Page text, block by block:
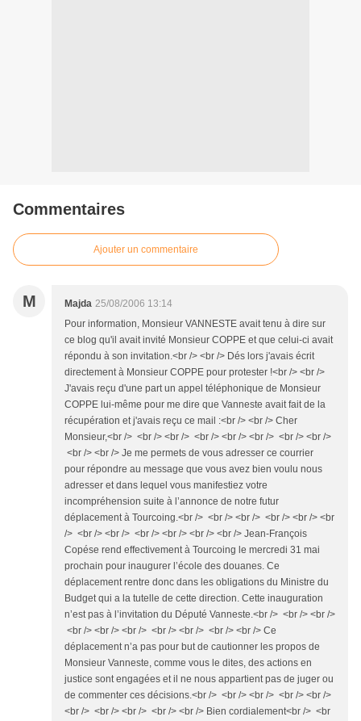
Commentaires
Ajouter un commentaire
M Majda 25/08/2006 13:14
Pour information, Monsieur VANNESTE avait tenu à dire sur
ce blog qu'il avait invité Monsieur COPPE et que celui-ci avait
répondu à son invitation.<br /> <br /> Dés lors j'avais écrit
directement à Monsieur COPPE pour protester !<br /> <br />
J'avais reçu d'une part un appel téléphonique de Monsieur
COPPE lui-même pour me dire que Vanneste avait fait de la
récupération et j'avais reçu ce mail :<br /> <br /> Cher
Monsieur,<br /> <br /> <br /> <br /> <br /> <br /> <br /> <br />
<br /> <br /> Je me permets de vous adresser ce courrier
pour répondre au message que vous avez bien voulu nous
adresser et dans lequel vous manifestiez votre
incompréhension suite à l’annonce de notre futur
déplacement à Tourcoing.<br /> <br /> <br /> <br /> <br /> <br
/> <br /> <br /> <br /> <br /> <br /> <br /> Jean-François
Copése rend effectivement à Tourcoing le mercredi 31 mai
prochain pour inaugurer l’école des douanes. Ce
déplacement rentre donc dans les obligations du Ministre du
Budget qui a la tutelle de cette direction. Cette inauguration
n’est pas à l’invitation du Député Vanneste.<br /> <br /> <br />
<br /> <br /> <br /> <br /> <br /> <br /> <br /> Ce
déplacement n’a pas pour but de cautionner les propos de
Monsieur Vanneste, comme vous le dites, des actions en
justice sont engagées et il ne nous appartient pas de juger ou
de commenter ces décisions.<br /> <br /> <br /> <br /> <br />
<br /> <br /> <br /> <br /> <br /> Bien cordialement<br /> <br